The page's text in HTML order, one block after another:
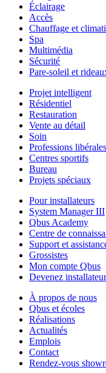
Éclairage
Accès
Chauffage et
Spa
Multimédia
Sécurité
Pare-soleil et
Projet intelligent
Résidentiel
Restauration
Vente au détail
Soin
Professions libérales
Centres sportifs
Bureau
Projets spéciaux
Pour installateurs
System Manager III
Qbus Academy
Centre de
Support et
Grossistes
Mon compte Qbus
Devenez installateur
À propos de nous
Qbus et écoles
Réalisations
Actualités
Emplois
Contact
Rendez-vous